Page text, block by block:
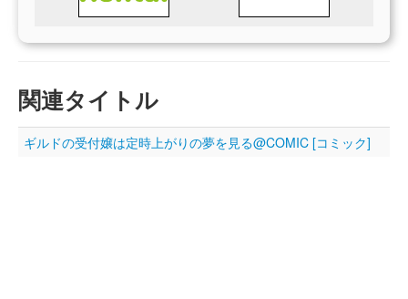
関連タイトル
ギルドの受付嬢は定時上がりの夢を見る@COMIC [コミック]